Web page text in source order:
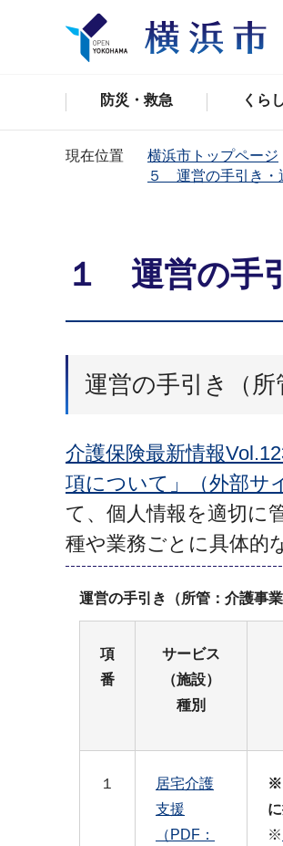
防災・救急 くら
現在位置 横浜市トップページ
５ 運営の手引き・
１ 運営の手
運営の手引き（所
介護保険最新情報
項について」（外部サ
て、個人情報を適切に
種や業務ごとに具体的
運営の手引き（所管：介護事
項
番
サービス
（施設）
種別
１
居宅介護
支援
（PDF：
※
※